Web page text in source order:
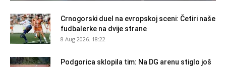
Crnogorski duel na evropskoj sceni: Četiri naše
fudbalerke na dvije strane
8 Aug 2026. 18:22
Podgorica sklopila tim: Na DG arenu stiglo još